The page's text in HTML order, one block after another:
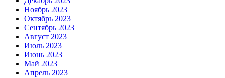
Ноябрь 2023
Октябрь 2023
Сентябрь 2023
Август 2023
Июль 2023
Июнь 2023
Май 2023
Апрель 2023